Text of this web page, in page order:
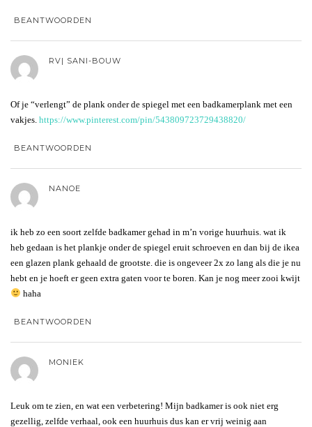
BEANTWOORDEN
RV| SANI-BOUW
Of je “verlengt” de plank onder de spiegel met een badkamerplank met een
vakjes. https://www.pinterest.com/pin/543809723729438820/
BEANTWOORDEN
NANOE
ik heb zo een soort zelfde badkamer gehad in m’n vorige huurhuis. wat ik
heb gedaan is het plankje onder de spiegel eruit schroeven en dan bij de ikea
een glazen plank gehaald de grootste. die is ongeveer 2x zo lang als die je nu
hebt en je hoeft er geen extra gaten voor te boren. Kan je nog meer zooi kwijt
haha
BEANTWOORDEN
MONIEK
Leuk om te zien, en wat een verbetering! Mijn badkamer is ook niet erg
gezellig, zelfde verhaal, ook een huurhuis dus kan er vrij weinig aan